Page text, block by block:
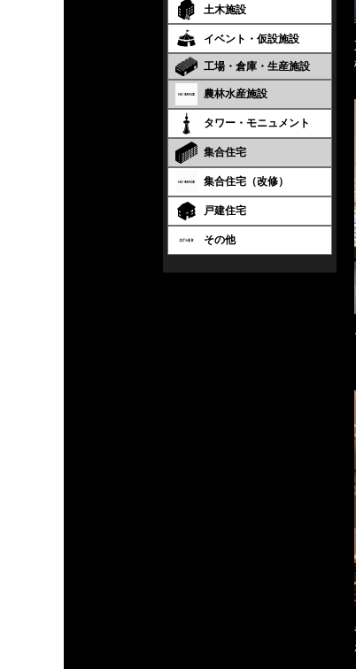
土木施設
イベント・仮設施設
工場・倉庫・生産施設
農林水産施設
タワー・モニュメント
集合住宅
集合住宅（改修）
戸建住宅
その他